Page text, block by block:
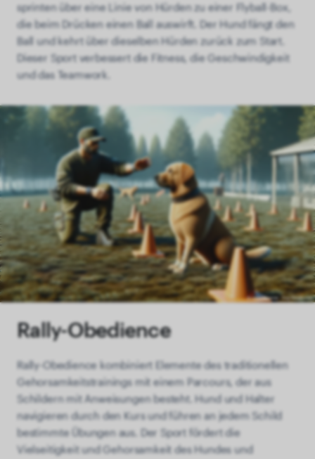
sprinten über eine Linie von Hürden zu einer Flyball-Box,
die beim Drücken einen Ball auswirft. Der Hund fängt den
Ball und kehrt über dieselben Hürden zurück zum Start.
Dieser Sport verbessert die Fitness, die Geschwindigkeit
und das Teamwork.
Rally-Obedience
Rally-Obedience kombiniert Elemente des traditionellen
Gehorsamkeitstrainings mit einem Parcours, der aus
Schildern mit Anweisungen besteht. Hund und Halter
navigieren durch den Kurs und führen an jedem Schild
bestimmte Übungen aus. Der Sport fördert die
Vielseitigkeit und Gehorsamkeit des Hundes und